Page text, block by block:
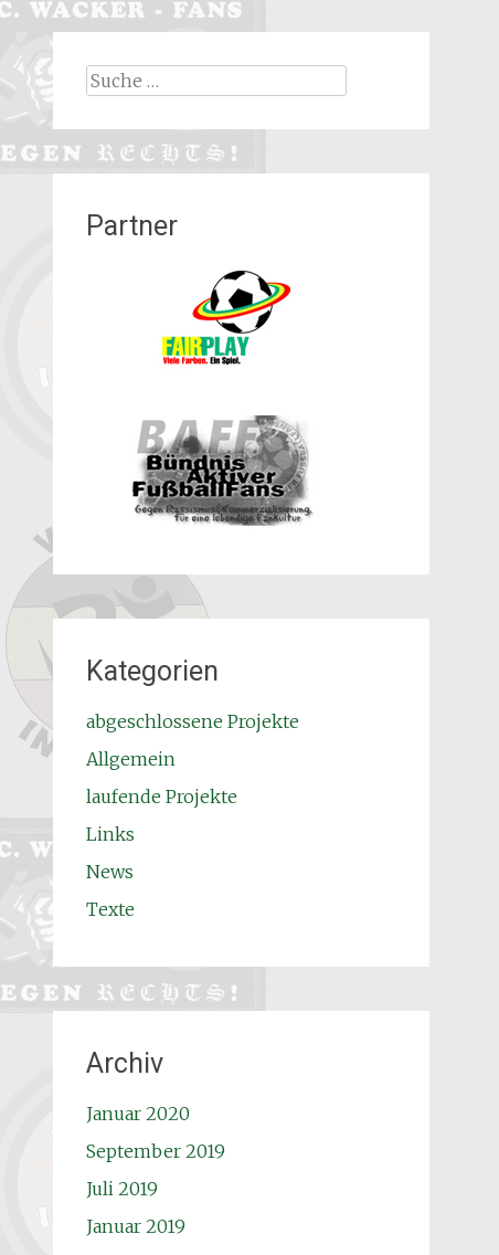
Suche
Partner
Kategorien
abgeschlossene Projekte
Allgemein
laufende Projekte
Links
News
Texte
Archiv
Januar 2020
September 2019
Juli 2019
Januar 2019